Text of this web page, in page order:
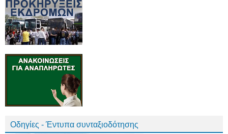
Οδηγίες - Έντυπα συνταξιοδότησης